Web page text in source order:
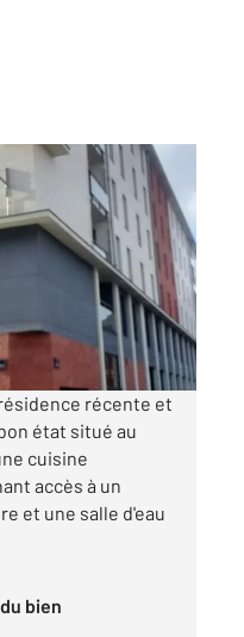
récente et
état situé au
cuisine
accès à un
et une salle d'eau
bien